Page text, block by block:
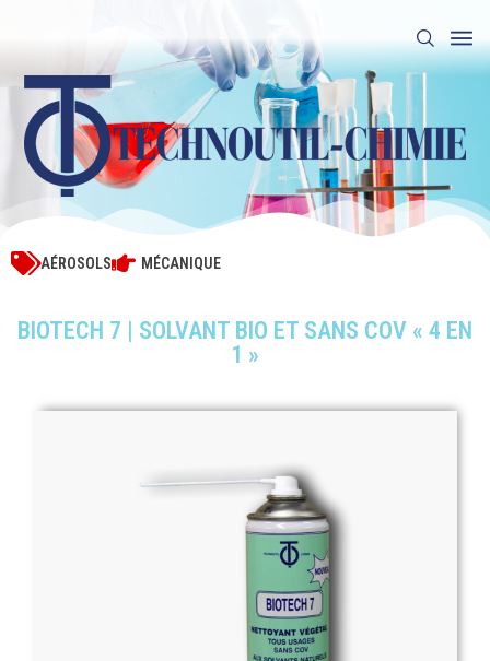
AÉROSOLS MÉCANIQUE
BIOTECH 7 | SOLVANT BIO ET SANS COV « 4 EN
1 »